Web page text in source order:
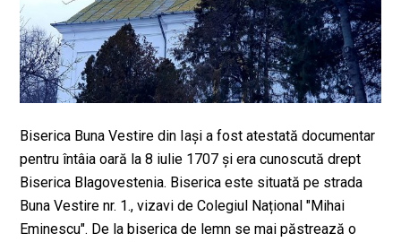
Biserica Buna Vestire din Iaşi a fost atestată documentar
pentru întâia oară la 8 iulie 1707 și era cunoscută drept
Biserica Blagovestenia. Biserica este situată pe strada
Buna Vestire nr. 1., vizavi de Colegiul Național "Mihai
Eminescu". De la biserica de lemn se mai păstrează o